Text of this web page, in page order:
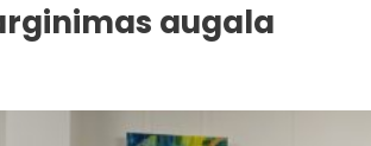
augala